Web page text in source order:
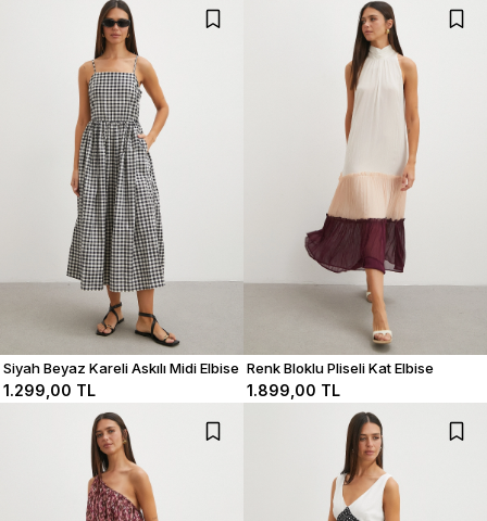
Siyah Beyaz Kareli Askılı Midi Elbise
1.299,00 TL
Renk Bloklu Pliseli Kat Elbise
1.899,00 TL